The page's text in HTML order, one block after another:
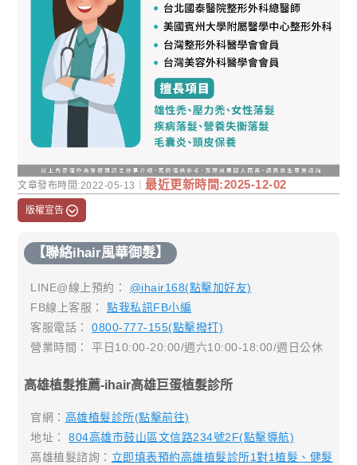
文章發布時間:2022-05-13｜ 最近更新時間:2025-12-02
版權宣告
【聯絡ihair風華御髮】
LINE@線上預約： @ihair168(點擊加好友)
FB線上客服：點我私訊FB小編
客服電話：0800-777-155(點擊撥打)
營業時間： 平日10:00-20:00/週六10:00-18:00/週日公休
高雄植髮推薦-ihair高雄巨蛋植髮診所
官網： 高雄植髮診所(點擊前往)
地址：804高雄市鼓山區文信路234號2F(點擊導航)
高雄植髮諮詢： 立即填表預約高雄植髮診所1對1植髮、健髮